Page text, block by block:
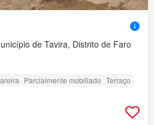
de Tavira, Distrito de Faro
Parcialmente mobiliado Terraço